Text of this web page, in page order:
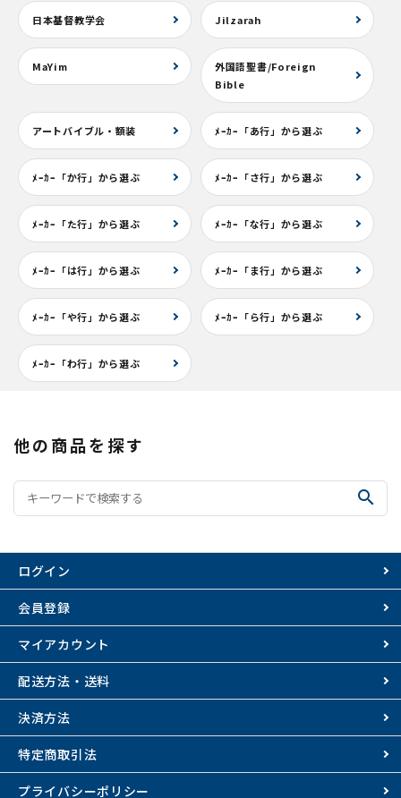
日本基督教学会 Jilzarah
MaYim
外国語聖書/Foreign
Bible
アートバイブル・額装 ﾒｰｶｰ「あ行」から選ぶ
ﾒｰｶｰ「か行」から選ぶ ﾒｰｶｰ「さ行」から選ぶ
ﾒｰｶｰ「た行」から選ぶ ﾒｰｶｰ「な行」から選ぶ
ﾒｰｶｰ「は行」から選ぶ ﾒｰｶｰ「ま行」から選ぶ
ﾒｰｶｰ「や行」から選ぶ ﾒｰｶｰ「ら行」から選ぶ
ﾒｰｶｰ「わ行」から選ぶ
他の商品を探す
search
ログイン
会員登録
マイアカウント
配送方法・送料
決済方法
特定商取引法
プライバシーポリシー